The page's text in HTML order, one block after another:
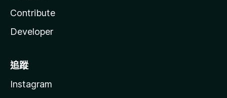
Contribute
Developer
追蹤
Instagram